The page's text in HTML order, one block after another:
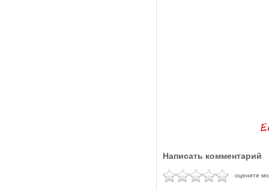
Написать комментарий
оцените